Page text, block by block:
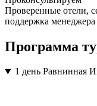
Проверенные отели,
поддержка менеджера
Программа
1 день Равнинная